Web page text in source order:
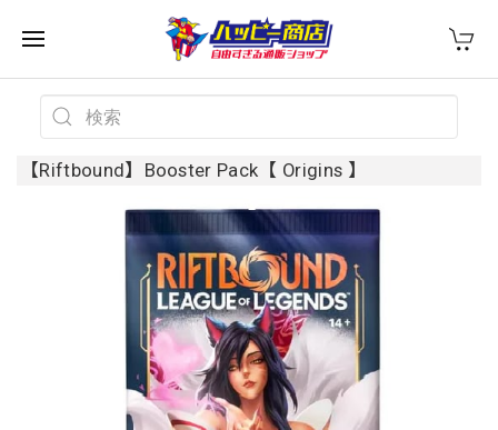
【Riftbound】Booster Pack【 Origins 】